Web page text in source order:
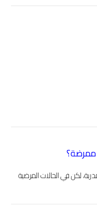
لكن في الحالات المرضية